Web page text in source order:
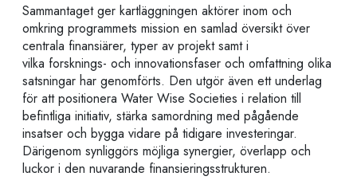
Sammantaget ger kartläggningen aktörer inom och
omkring programmets mission en samlad översikt över
centrala finansiärer, typer av projekt samt i
vilka forsknings- och innovationsfaser och omfattning olika
satsningar har genomförts. Den utgör även ett underlag
för att positionera Water Wise Societies i relation till
befintliga initiativ, stärka samordning med pågående
insatser och bygga vidare på tidigare investeringar.
Därigenom synliggörs möjliga synergier, överlapp och
luckor i den nuvarande finansieringsstrukturen.